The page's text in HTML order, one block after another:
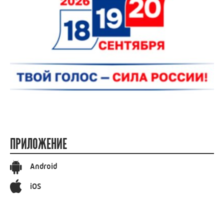
ПРИЛОЖЕНИЕ
Android
iOS